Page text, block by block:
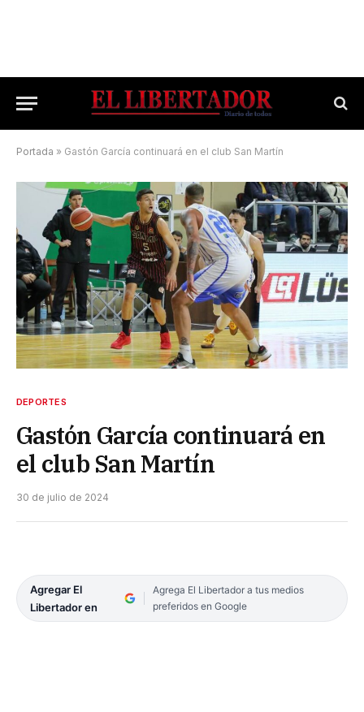
Portada » Gastón García continuará en el club San Martín
DEPORTES
Gastón García continuará en
el club San Martín
30 de julio de 2024
Agregar El
Libertador en
Agrega El Libertador a tus medios
preferidos en Google